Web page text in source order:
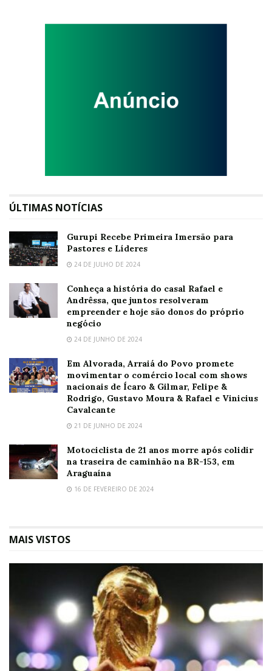
ÚLTIMAS NOTÍCIAS
Gurupi Recebe Primeira Imersão para
Pastores e Líderes
24 DE JULHO DE 2024
Conheça a história do casal Rafael e
Andrêssa, que juntos resolveram
empreender e hoje são donos do próprio
negócio
24 DE JUNHO DE 2024
Em Alvorada, Arraiá do Povo promete
movimentar o comércio local com shows
nacionais de Ícaro & Gilmar, Felipe &
Rodrigo, Gustavo Moura & Rafael e Vinicius
Cavalcante
21 DE JUNHO DE 2024
Motociclista de 21 anos morre após colidir
na traseira de caminhão na BR-153, em
Araguaína
16 DE FEVEREIRO DE 2024
MAIS VISTOS